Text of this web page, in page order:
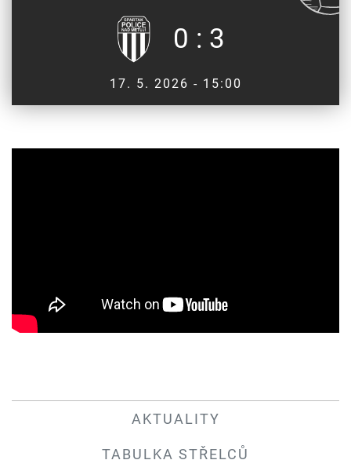
0 : 3
17. 5. 2026 - 15:00
AKTUALITY
TABULKA STŘELCŮ